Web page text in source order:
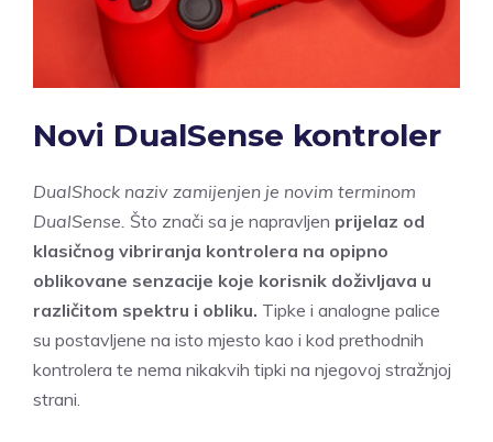
Novi DualSense kontroler
DualShock naziv zamijenjen je novim terminom
DualSense. Što znači sa je napravljen prijelaz od
klasičnog vibriranja kontrolera na opipno
oblikovane senzacije koje korisnik doživljava u
različitom spektru i obliku. Tipke i analogne palice
su postavljene na isto mjesto kao i kod prethodnih
kontrolera te nema nikakvih tipki na njegovoj stražnjoj
strani.